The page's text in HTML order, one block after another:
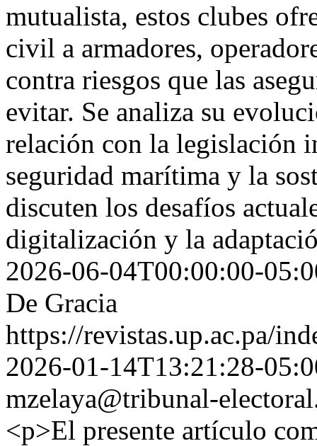
mutualista, estos clubes
civil a armadores,
contra riesgos que las
evitar. Se analiza su
relación con la legislación
seguridad marítima y la
discuten los desafíos
digitalización y la
2026-06-04T00:00:00-
De Gracia
https://revistas.up.ac.pa/
2026-01-14T13:21:28-
mzelaya@tribunal-
<p>El presente artículo